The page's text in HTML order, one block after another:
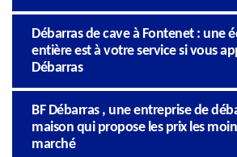
Débarras de cave à Fontenet : une
entière est à votre service si vous
Débarras
BF Débarras , une entreprise de
maison qui propose les prix les
marché